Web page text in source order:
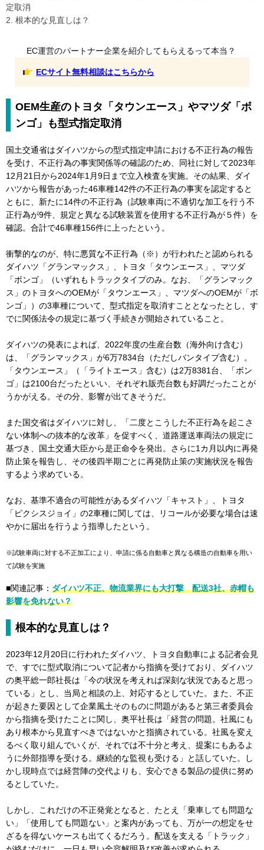
定取消
2. 根本的な見直しは？
EC運営のパートナー企業を紹介してもらえるって本当？
ECサイト無料相談はこちらから
OEM生産のトヨタ「タウンエース」やマツダ「ボ
ンゴ」も型式指定取消
国土交通省はダイハツからの型式指定申請における不正行為の報告
を受け、不正行為の事実関係等の確認のため、同社に対して2023年
12月21日から2024年1月9日まで立入検査を実施。その結果、ダイ
ハツから報告があった46車種142件の不正行為の事実を認定すると
ともに、新たに14件の不正行為（試験車両に不適切な加工を行う不
正行為が9件、規定と異なる試験装置を使用する不正行為が５件）を
確認。合計で46車種156件に上ったという。
衝撃的なのが、特に悪質な不正行為（※）が行われたと認められる
ダイハツ「グランマックス」、トヨタ「タウンエース」、マツダ
「ボンゴ」（いずれもトラックタイプのみ。なお、「グランマック
ス」のトヨタへのOEMが「タウンエース」、マツダへのOEMが「ボ
ンゴ」）の3車種について、型式指定を取消すこととなったとし、す
でに関係法令の規定に基づく手続きが開始されていること。
ダイハツの発表によれば、2022年度の生産台数（海外向け含む）
は、「グランマックス」が6万7834台（ただしバンタイプ含む）。
「タウンエース」（「ライトエース」含む）は2万8381台、「ボン
ゴ」は2100台だったといい、それぞれ販売台数も好調だったことが
うかがえる。その分、影響が出てきそうだ。
また国交省はダイハツに対し、「二度とこうした不正行為を起こさ
ない体制への抜本的な改革」を促すべく、道路運送車両法の規定に
基づき、国土交通大臣から是正命令を発出。さらに1カ月以内に再発
防止策を報告し、その後四半期ごとに再発防止策の実施状況を報告
するよう求めている。
なお、基準不適合の可能性があるダイハツ「キャスト」、トヨタ
「ピクシスジョイ」の2車種に関しては、リコールが必要な場合は速
やかに届出を行うよう指導したという。
※試験車両に対する不正加工により、申請に係る自動車と異なる構造の自動車を用い
て試験を実施
■関連記事： ダイハツ不正、物流業界にも大打撃 配送3社、赤帽も
影響を免れない？
根本的な見直しは？
2023年12月20日に行われたダイハツ、トヨタ自動車による記者会見
で、すでに型式取消について記者から指摘を受けており、ダイハツ
の奥平総一郎社長は「今の状況を考えれば深刻な状況であると思っ
ている」とし、当局と相談の上、対応するとしていた。また、不正
が起きた要因として企業風土そのものに問題があると第三者委員会
から指摘を受けたことに関し、奥平社長は「経営の問題。社風にも
あり根本から見直すべきではないかと指摘されている。社風を変え
るべく取り組んでいくが、それでは不十分と考え、提案にもあるよ
うに外部指導を受ける。継続的な監視も受ける」と話していた。し
かし現時点では経営陣の交代よりも、安心できる製品の提供に努め
るとしていた。
しかし、これだけの不正発覚となると、たとえ「乗車しても問題な
い」「使用しても問題ない」と案内があっても、万が一の想定をせ
ざるを得ないケースも出てくるだろう。配送を支える「トラック」